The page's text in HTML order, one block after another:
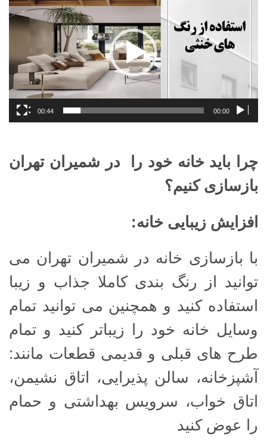
00:00
00:44
چرا باید خانه خود را در شمیران تهران
بازسازی کنیم؟
افزایش زیبایی خانه:
با بازسازی خانه در شمیران تهران می
توانید از رنگ بندی کاملا جذاب و زیبا
استفاده کنید و همچنین می توانید تمام
وسایل خانه خود را زیباتر کنید و تمام
طرح های قبلی و قدیمی قطعات مانند:
آشپزخانه، سالن پذیرایی، اتاق نشیمن،
اتاق خواب، سرویس بهداشتی و حمام
را عوض کنید